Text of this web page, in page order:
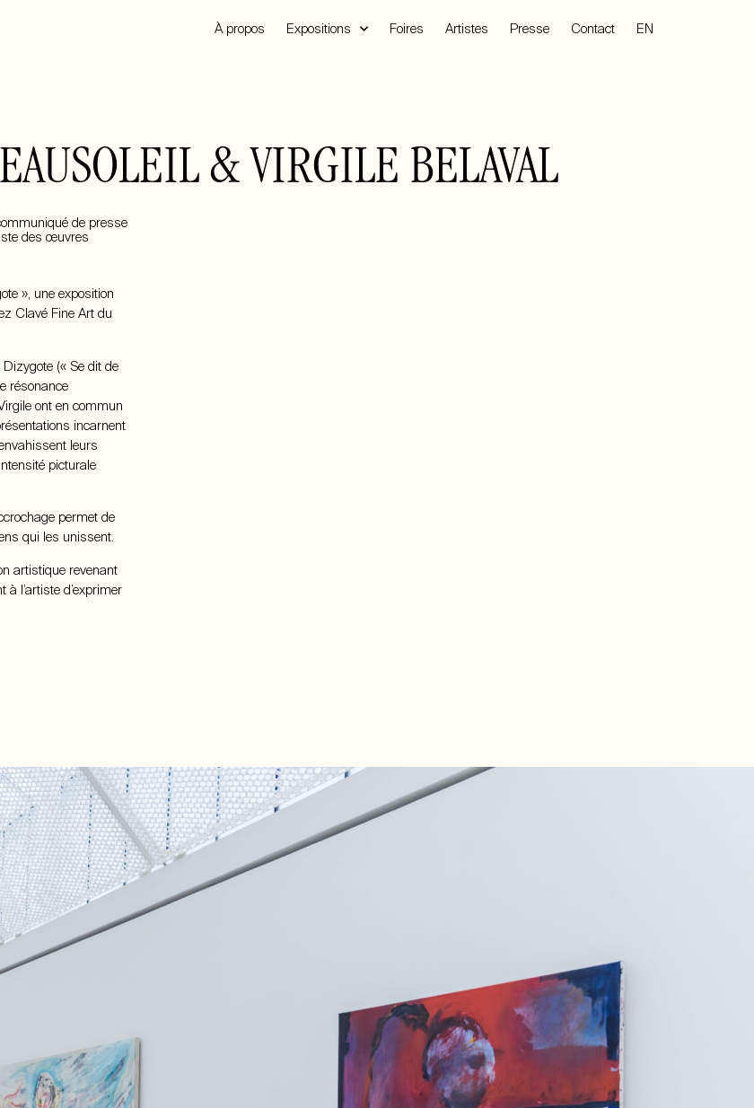
À propos Expositions Foires Artistes Presse Contact EN
& VIRGILE BELAVAL
de presse
des œuvres
», une exposition
Clavé Fine Art du
(« Se dit de
résonance
ont en commun
incarnent
leurs
picturale
permet de
qui les unissent.
artistique revenant
l’artiste d’exprimer